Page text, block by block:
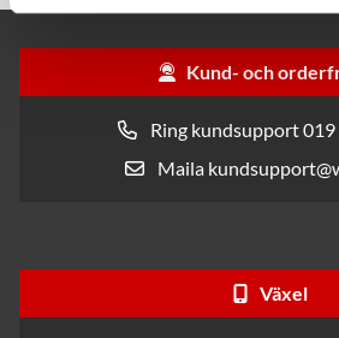
Kund- och
Ring kundsupport 019
Maila
Växel